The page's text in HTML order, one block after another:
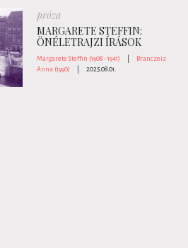
próza
MARGARETE STEFFIN:
ÖNÉLETRAJZI ÍRÁSOK
Margarete Steffin (1908 - 1941)
Branczeiz
Anna (1990)
2025.08.01.